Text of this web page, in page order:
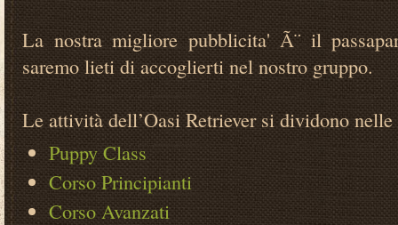
La nostra migliore pubblicita' Ã¨ il
saremo lieti di accoglierti nel nostro gruppo.
Le attività dell’Oasi Retriever si dividono nelle
Puppy Class
Corso Principianti
Corso Avanzati